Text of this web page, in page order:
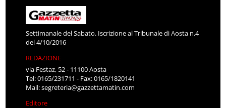
Settimanale del Sabato. Iscrizione al Tribunale di Aosta n.4
del 4/10/2016
REDAZIONE
via Festaz, 52 - 11100 Aosta
Tel: 0165/231711 - Fax: 0165/1820141
Mail:segreteria@gazzettamatin.com
Editore